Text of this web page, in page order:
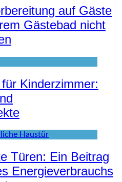
auf Gäste
Gästebad nicht
Kinderzimmer:
Türen: Ein Beitrag
Energieverbrauchs